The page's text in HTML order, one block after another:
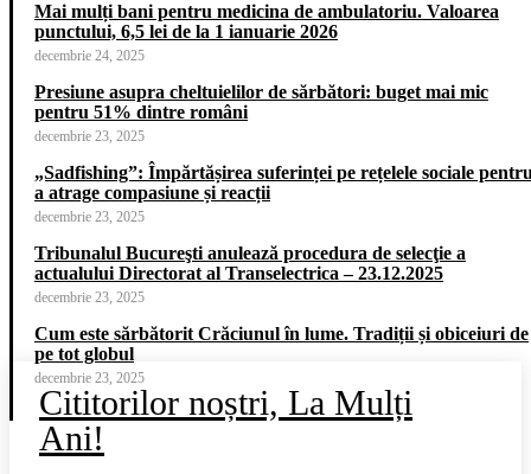
Mai mulți bani pentru medicina de ambulatoriu. Valoarea
punctului, 6,5 lei de la 1 ianuarie 2026
decembrie 24, 2025
Presiune asupra cheltuielilor de sărbători: buget mai mic
pentru 51% dintre români
decembrie 23, 2025
„Sadfishing”: Împărtășirea suferinței pe rețelele sociale
a atrage compasiune și reacții
decembrie 23, 2025
Tribunalul Bucureşti anulează procedura de selecţie a
actualului Directorat al Transelectrica – 23.12.2025
decembrie 23, 2025
Cum este sărbătorit Crăciunul în lume. Tradiții și obiceiuri de
pe tot globul
decembrie 23, 2025
Cititorilor noștri, La Mulți
Ani!